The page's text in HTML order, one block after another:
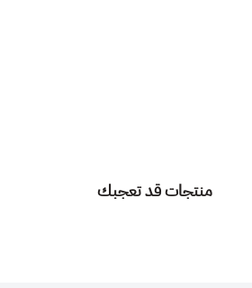
منتجات قد تعجبك